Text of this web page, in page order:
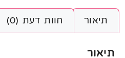
תיאור חוות דעת (0)
תיאור